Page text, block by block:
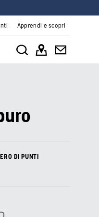
Apprendi e scopri
DI PUNTI